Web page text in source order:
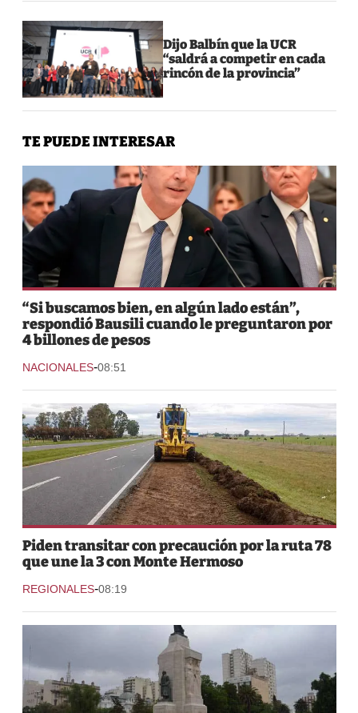
Dijo Balbín que la UCR
“saldrá a competir en cada
rincón de la provincia”
TE PUEDE INTERESAR
“Si buscamos bien, en algún lado están”,
respondió Bausili cuando le preguntaron por
4 billones de pesos
NACIONALES-08:51
Piden transitar con precaución por la ruta 78
que une la 3 con Monte Hermoso
REGIONALES-08:19